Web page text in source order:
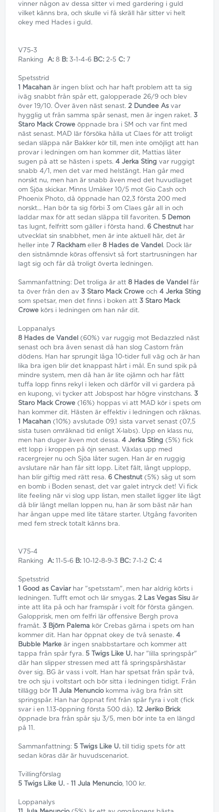
vinner någon av dessa sitter vi med gardering i guld
vilket känns bra, och skulle vi få skräll här sitter vi helt
okey med Hades i guld.
V75-3
Ranking A: 8 B: 3-1-4-6 BC: 2-5 C: 7
Spetsstrid
1 Macahan är ingen blixt och har haft problem att ta sig
iväg snabbt från spår ett, galopperade 26/9 och blev
över 19/10. Över även näst senast. 2 Dundee Asvar
hygglig ut från samma spår senast, men är ingen raket. 3
Staro Mack Crowe öppnade bra i SM och var fint med
näst senast. MAD lär försöka hålla ut Claes för att troligt
sedan släppa när Bakker kör till, men inte omöjligt att han
provar i ledningen om han kommer dit, Mattias låter
sugen på att se hästen i spets. 4 Jerka Sting var ruggigt
snabb 4/1, men det var med helstängt. Han går med
norskt nu, men han är snabb även med det huvudlaget
om Sjöa skickar. Minns Umåker 10/5 mot Gio Cash och
Phoenix Photo, då öppnade han 02,3 första 200 med
norskt... Han bör ta sig förbi 3 om Claes går all in och
laddar max för att sedan släppa till favoriten. 5 Demon
tas lugnt, felfritt som gäller i första hand. 6 Chestnut har
utvecklat sin snabbhet, men är inte aktuell här, det är
heller inte 7 Rackham eller 8 Hades de Vandel . Dock lär
den sistnämnde köras offensivt så fort startrusningen har
lagt sig och får då troligt överta ledningen.
Sammanfattning: Det troliga är att 8 Hades de Vandel får
ta över från den av 3 Staro Mack Crowe och 4 Jerka Sting
som spetsar, men det finns i boken att 3 Staro Mack
Crowe körs i ledningen om han når dit.
Loppanalys
8 Hades de Vandel
(60%) var ruggig mot Bedazzled näst
senast och bra även senast då han slog Castorn från
dödens. Han har sprungit låga 10-tider full väg och är han
lika bra igen blir det knappast hårt i mål. En sund spik på
mindre system, men då han är lite ojämn och har fått
tuffa lopp finns rekyl i leken och därför vill vi gardera på
en kupong, vi tycker att Jobspost har högre vinstchans. 3
Staro Mack Crowe (16%) hoppas vi att MAD kör i spets om
han kommer dit. Hästen är effektiv i ledningen och räknas.
1 Macahan (10%) avslutade 09,1 sista varvet senast (07,5
sista tusen omräknad tid enligt X-labs). Upp en klass nu,
men han duger även mot dessa. 4 Jerka Sting (5%) fick
ett lopp i kroppen på öjn senast. Växlas upp med
racergrejer nu och Sjöa låter sugen. Han är en ruggig
avslutare när han får sitt lopp. Litet fält, långt upplopp,
han blir giftig med rätt resa. 6 Chestnut (5%) såg ut som
en bomb i Boden senast, det var galet intryck det! Vi fick
lite feeling när vi slog upp listan, men stallet ligger lite lågt
då blir långt mellan loppen nu, han är som bäst när han
har ångan uppe med lite tätare starter. Utgång favoriten
med fem streck totalt känns bra.
V75-4
Ranking A: 11-5-6 B: 10-12-8-9-3 BC: 7-1-2 C: 4
Spetsstrid
1 Good as Caviarhar "spetsstam", men har aldrig körts i
ledningen. Tufft emot och lär smygas. 2 Las Vegas Sisu är
inte att lita på och har framspår i volt för första gången.
Galopprisk, men om felfri lär offensive Bergh prova
framåt. 3 Björn Palema kör Crebas gärna i spets om han
kommer dit. Han har öppnat okey de två senaste. 4
Bubble Marke är ingen snabbstartare och kommer att
tappa från spår fyra. 5 Twigs Like U. har "lilla springspår"
där han slipper stressen med att få springspårshästar
över sig. BG är vass i volt. Han har spetsat från spår två,
tre och sju i voltstart och bör sitta i ledningen tidigt. Från
tillägg bör 11 Jula Menunciokomma iväg bra från sitt
springspår. Han har öppnat fint från spår fyra i volt (fick
svar i en 1.13-öppning första 500 då). 12 Jeriko Brick
öppnade bra från spår sju 3/5, men bör inte ta en längd
på 11.
Sammanfattning: 5 Twigs Like U. till tidig spets för att
sedan köras där är huvudscenariot.
Tvillingförslag
5 Twigs Like U. - 11 Jula Menuncio, 100 kr.
Loppanalys